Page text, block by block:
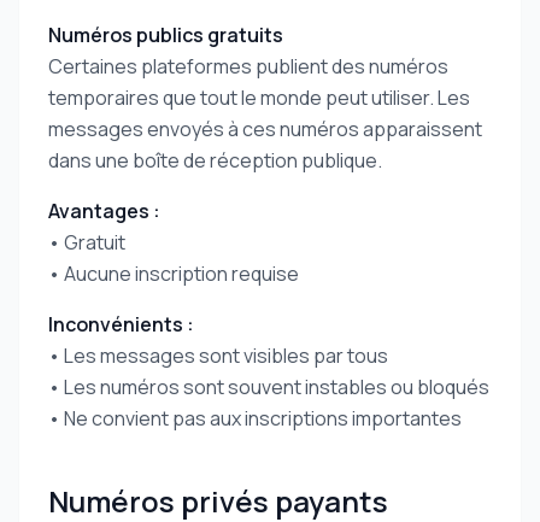
Numéros publics gratuits
Certaines plateformes publient des numéros
temporaires que tout le monde peut utiliser. Les
messages envoyés à ces numéros apparaissent
dans une boîte de réception publique.
Avantages :
• Gratuit
• Aucune inscription requise
Inconvénients :
• Les messages sont visibles par tous
• Les numéros sont souvent instables ou bloqués
• Ne convient pas aux inscriptions importantes
Numéros privés payants